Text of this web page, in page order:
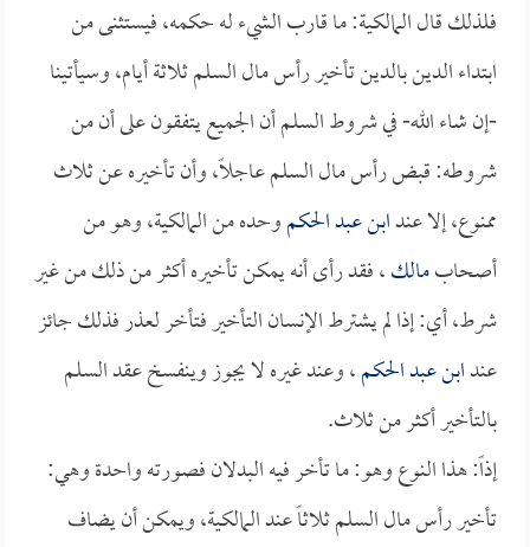
فلذلك قال المالكية: ما قارب الشيء له حكمه، فيستثنى من
ابتداء الدين بالدين تأخير رأس مال السلم ثلاثة أيام، وسيأتينا
-إن شاء الله- في شروط السلم أن الجميع يتفقون على أن من
شروطه: قبض رأس مال السلم عاجلاً، وأن تأخيره عن ثلاث
ممنوع، إلا عندابن عبد الحكموحده من المالكية، وهو من
أصحابمالك، فقد رأى أنه يمكن تأخيره أكثر من ذلك من غير
شرط، أي: إذا لم يشترط الإنسان التأخير فتأخر لعذر فذلك جائز
عندابن عبد الحكم، وعند غيره لا يجوز وينفسخ عقد السلم
بالتأخير أكثر من ثلاث.
إذاً: هذا النوع وهو: ما تأخر فيه البدلان فصورته واحدة وهي:
تأخير رأس مال السلم ثلاثاً عند المالكية، ويمكن أن يضاف